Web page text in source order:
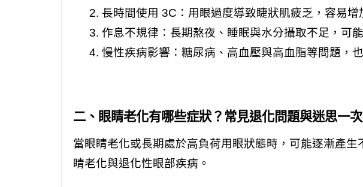
長時間使用 3C：用眼過度導致睫狀肌疲乏，容易增
作息不規律：長期熬夜、睡眠與水分攝取不足，可
慢性疾病影響：糖尿病、高血壓與高血脂等問題，
二、眼睛老化有哪些症狀？常見退化問題與迷思一
當眼睛老化或長期處於高負荷用眼狀態時，可能逐漸產
睛老化與退化性眼部疾病。